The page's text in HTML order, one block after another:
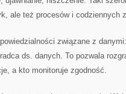
ale też procesów i codziennych
związane z
ds. danych. To pozwala
a kto monitoruje zgodność.